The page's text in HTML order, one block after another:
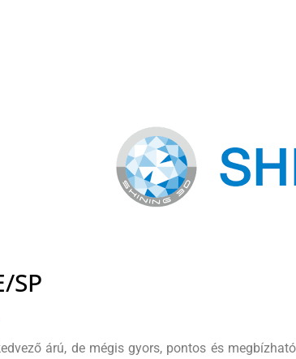
SP
árú, de mégis gyors, pontos és megbízható